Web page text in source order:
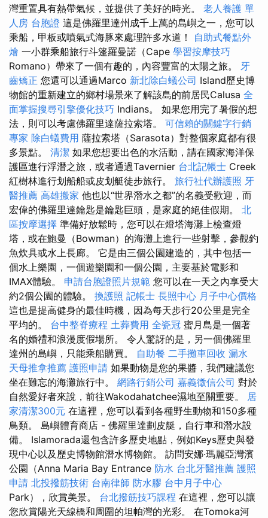
灣重置具有熱帶氣候，並提供了美好的時光。 老人養護 單
人房 台胞證 這是佛羅里達州成千上萬的島嶼之一，您可以
乘船，甲板或噴氣式海豚來處理許多水道！ 自助式餐點外
燴 一小群乘船旅行斗篷羅曼諾（Cape 學習按摩技巧
Romano）帶來了一個有趣的，內容豐富的太陽之旅。 牙
齒矯正 您還可以通過Marco 新北除白蟻公司 Island歷史博
物館的重新建立的鄉村場景來了解該島的前居民Calusa 全
面掌握搜尋引擎優化技巧 Indians。 如果您用完了暑假的想
法，則可以考慮佛羅里達薩拉索塔。 可信賴的關鍵字行銷
專家 除白蟻費用 薩拉索塔（Sarasota）對整個家庭都有很
多景點。 清潔 如果您想要出色的水活動，請在國家海洋保
護區進行浮潛之旅，或者通過Tavernier 台北記帳士 Creek
紅樹林進行划船船或皮划艇徒步旅行。 旅行社代辦護照 牙
醫推薦 高雄搬家 他也以“世界潛水之都”的名義受歡迎，而
宏偉的佛羅里達鑰匙是鑰匙巨頭，是家庭的絕佳假期。 北
區按摩選擇 準備好放鬆時，您可以在燈塔海灘上檢查燈
塔，或在鮑曼（Bowman）的海灘上進行一些射擊，參觀釣
魚炊具或水上長廊。 它是由三個公園建造的，其中包括一
個水上樂園，一個遊樂園和一個公園，主要基於電影和
IMAX體驗。 申請台胞證照片規範 您可以在一天之內享受大
約2個公園的體驗。 換護照 記帳士 長照中心 月子中心價格
這也是提高健身的最佳時機，因為每天步行20公里是完全
平均的。 台中整脊療程 土葬費用 全瓷冠 蜜月島是一個著
名的婚禮和浪漫度假場所。 令人驚訝的是，另一個佛羅里
達州的島嶼，只能乘船購買。 自助餐 二手攤車回收 漏水
天母推拿推薦 護照申請 如果動物是您的果醬，我們建議您
坐在難忘的海灘旅行中。 網路行銷公司 嘉義徵信公司 對於
自然愛好者來說，前往Wakodahatchee濕地至關重要。 居
家清潔300元 在這裡，您可以看到各種野生動物和150多種
鳥類。 島嶼體育商店 - 佛羅里達劃皮艇，自行車和潛水設
備。 Islamorada還包含許多歷史地點，例如Keys歷史與發
現中心以及歷史博物館潛水博物館。 訪問安娜·瑪麗亞灣濱
公園（Anna Maria Bay Entrance 防水 台北牙醫推薦 護照
申請 北投撥筋技術 台南律師 防水膠 台中月子中心
Park），欣賞美景。 台北撥筋技巧課程 在這裡，您可以讓
您欣賞陽光天線橋和周圍的坦帕灣的光彩。 在Tomoka河